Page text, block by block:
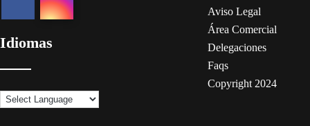
Idiomas
Aviso Legal
Área Comercial
Delegaciones
Faqs
Copyright 2024